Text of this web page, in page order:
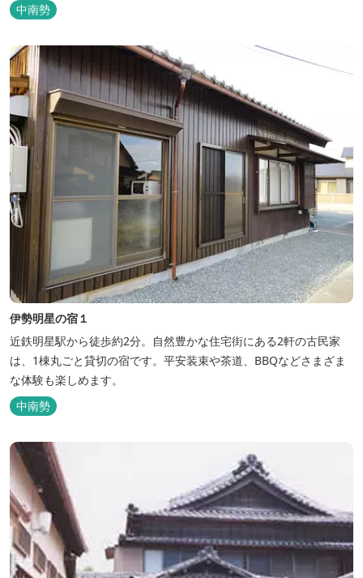
中南勢
伊勢明星の宿１
近鉄明星駅から徒歩約2分。自然豊かな住宅街にある2軒の古民家
は、1棟丸ごと貸切の宿です。平安装束や茶道、BBQなどさまざま
な体験も楽しめます。
中南勢